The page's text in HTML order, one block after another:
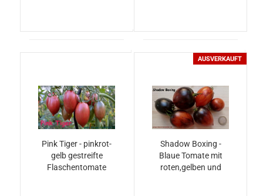
Pink Tiger - pinkrot-
gelb gestreifte
Flaschentomate
AUSVERKAUFT
Shadow Boxing -
Blaue Tomate mit
roten,gelben und